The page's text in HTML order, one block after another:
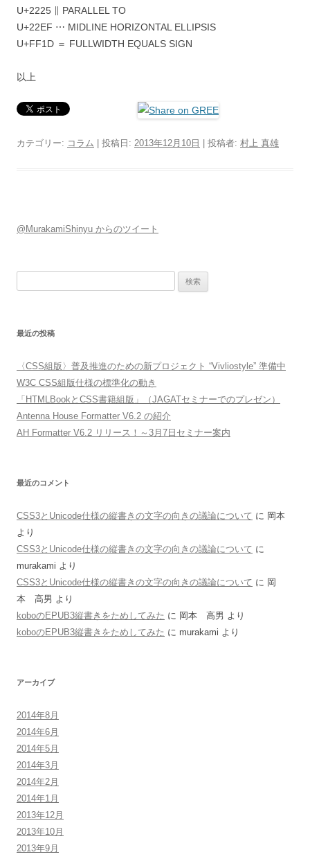
‎U+2225 ∥ PARALLEL TO
‎U+22EF ⋯ MIDLINE HORIZONTAL ELLIPSIS
‎U+FF1D ＝ FULLWIDTH EQUALS SIGN
以上
カテゴリー: コラム | 投稿日: 2013年12月10日 投稿者: 村上 真雄
@MurakamiShinyu からのツイート
最近の投稿
〈CSS組版〉普及推進のための新プロジェクト “Vivliostyle” 準備中
W3C CSS組版仕様の標準化の動き
「HTMLBookとCSS書籍組版」（JAGATセミナーでのプレゼン）
Antenna House Formatter V6.2 の紹介
AH Formatter V6.2 リリース！～3月7日セミナー案内
最近のコメント
CSS3とUnicode仕様の縦書きの文字の向きの議論について に 岡本
より
CSS3とUnicode仕様の縦書きの文字の向きの議論について に
murakami より
CSS3とUnicode仕様の縦書きの文字の向きの議論について に 岡
本 高男 より
koboのEPUB3縦書きをためしてみた に 岡本 高男 より
koboのEPUB3縦書きをためしてみた に murakami より
アーカイブ
2014年8月
2014年6月
2014年5月
2014年3月
2014年2月
2014年1月
2013年12月
2013年10月
2013年9月